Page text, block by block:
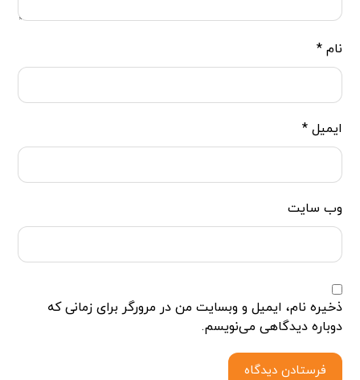
نام*
ایمیل*
وب‌ سایت
ذخیره نام، ایمیل و وبسایت من در مرورگر برای زمانی که
دوباره دیدگاهی می‌نویسم.
فرستادن دیدگاه